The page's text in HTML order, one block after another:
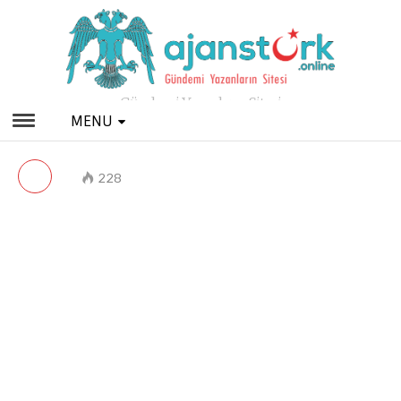
Gündemi Yazanların Sitesi
MENU
228